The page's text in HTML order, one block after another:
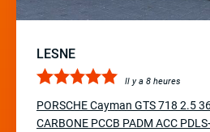
LESNE
Il y a 8 heures
PORSCHE Cayman GTS 718 2.5
CARBONE PCCB PADM ACC